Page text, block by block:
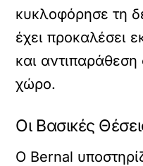
κυκλοφόρησε τη
έχει προκαλέσει
και
χώρο.
Οι Βασικές
Ο Bernal